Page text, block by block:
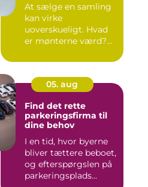
At sælge en samling
kan virke
uoverskueligt. Hvad
er mønterne værd?
05. aug
Find det rette
parkeringsfirma til
dine behov
I en tid, hvor byerne
bliver tættere beboet,
og efterspørgslen på
parkeringsplads...